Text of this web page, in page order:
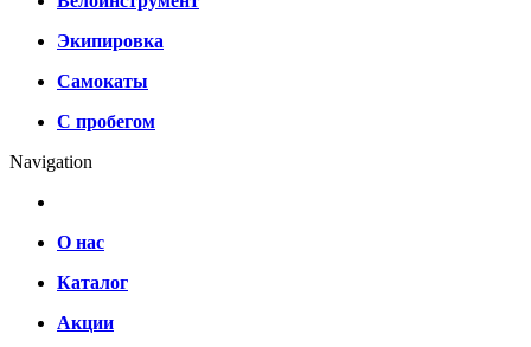
Экипировка
Самокаты
С пробегом
Navigation
О нас
Каталог
Акции